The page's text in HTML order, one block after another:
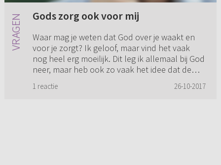
Gods zorg ook voor mij
Waar mag je weten dat God over je waakt en
voor je zorgt? Ik geloof, maar vind het vaak
nog heel erg moeilijk. Dit leg ik allemaal bij God
neer, maar heb ook zo vaak het idee dat de
1 reactie 26-10-2017